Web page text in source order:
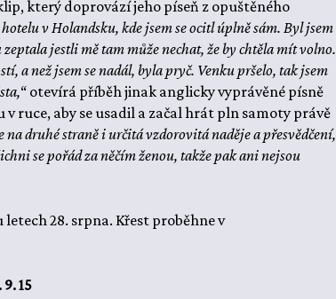
který doprovází jeho píseň z opuštěného
v Holandsku, kde jsem se ocitl úplně sám. Byl jsem
jestli mě tam může nechat, že by chtěla mít volno.
a než jsem se nadál, byla pryč. Venku pršelo, tak jsem
“ otevírá příběh jinak anglicky vyprávěné písně
v ruce, aby se usadil a začal hrát pln samoty právě
na druhé straně i určitá vzdorovitá naděje a přesvědčení,
se pořád za něčím ženou, takže pak ani nejsou
letech 28. srpna. Křest proběhne v
15